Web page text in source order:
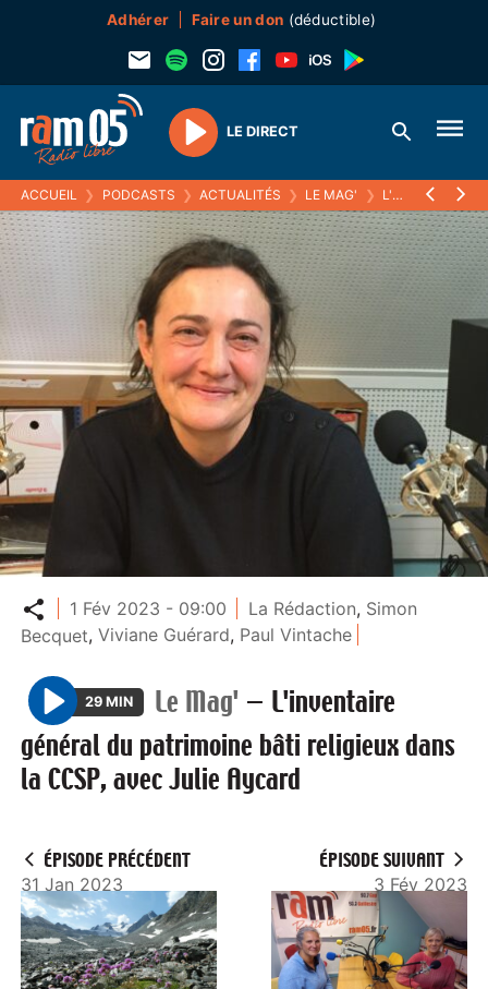
Adhérer Faire un don (déductible)
Play
LE DIRECT
ACCUEIL ❯ PODCASTS ❯ ACTUALITÉS ❯ LE MAG' ❯ L'INVENTAIRE GÉNÉRAL DU PATRIMOINE BÂTI RELIGIEUX DANS LA CCSP, AVEC JULIE AYCARD
Partager
1 Fév 2023 - 09:00 La Rédaction, Simon
Becquet,Viviane Guérard, Paul Vintache
P
l
a
29 MIN Le Mag' — L'inventaire
général du patrimoine bâti religieux dans
la CCSP, avec Julie Aycard
ÉPISODE PRÉCÉDENT
31 Jan 2023
ÉPISODE SUIVANT
3 Fév 2023